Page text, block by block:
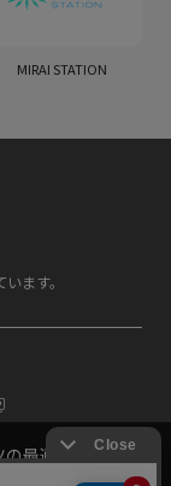
ます。
MIRAI STATION
最適な提供、ト
ています。